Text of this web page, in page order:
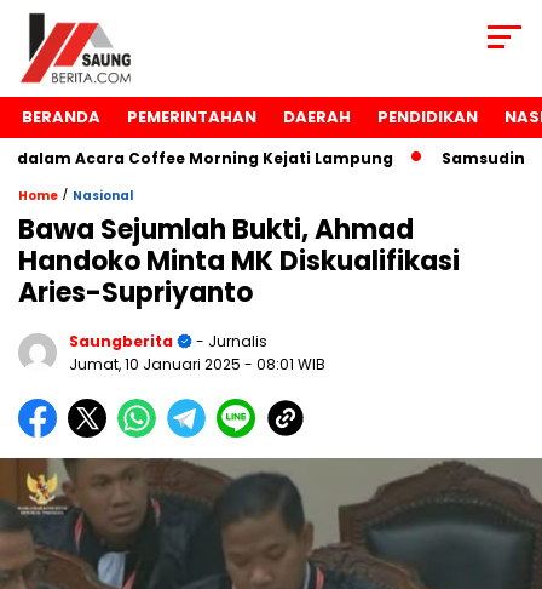
BERANDA PEMERINTAHAN DAERAH PENDIDIKAN
Acara Coffee Morning Kejati Lampung Samsudin
Home / Nasional
Bawa Sejumlah Bukti, Ahmad
Handoko Minta MK Diskualifikasi
Aries-Supriyanto
Saungberita
- Jurnalis
Jumat, 10 Januari 2025 - 08:01 WIB